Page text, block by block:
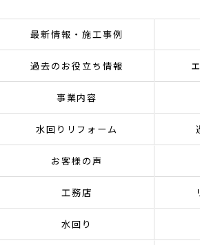
最新情報・施工事例
過去のお役立ち情報
事業内容
水回りリフォーム
お客様の声
工務店
水回り